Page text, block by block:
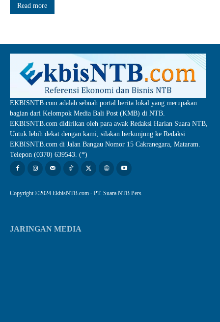
Read more
EKBISNTB.com adalah sebuah portal berita lokal yang merupakan
bagian dari Kelompok Media Bali Post (KMB) di NTB.
EKBISNTB.com didirikan oleh para awak Redaksi Harian Suara NTB,
Untuk lebih dekat dengan kami, silakan berkunjung ke Redaksi
EKBISNTB.com di Jalan Bangau Nomor 15 Cakranegara, Mataram.
Telepon (0370) 639543. (*)
Copyright ©2024 EkbisNTB.com - PT. Suara NTB Pers
JARINGAN MEDIA